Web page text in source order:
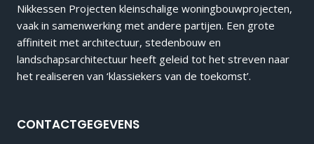
Nikkessen Projecten kleinschalige woningbouwprojecten,
vaak in samenwerking met andere partijen. Een grote
affiniteit met architectuur, stedenbouw en
landschapsarchitectuur heeft geleid tot het streven naar
het realiseren van ‘klassiekers van de toekomst’.
CONTACTGEGEVENS